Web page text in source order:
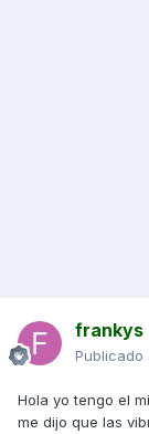
frankys
Publicado
Hola yo tengo el
me dijo que las